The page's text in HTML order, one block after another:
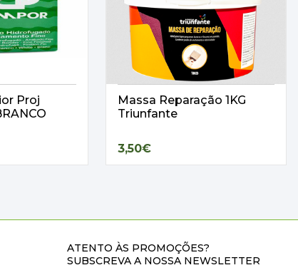
Proj
Massa Reparação 1KG
Triunfante
3,50€
ATENTO ÀS PROMOÇÕES?
SUBSCREVA A NOSSA NEWSLETTER